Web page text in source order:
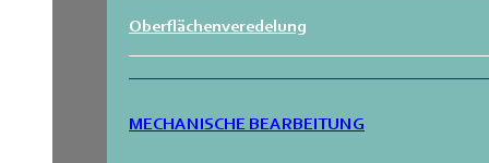
Oberflächenveredelung
MECHANISCHE BEARBEITUNG